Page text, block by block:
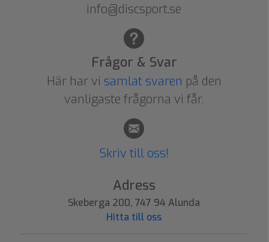
info@discsport.se
Frågor & Svar
Här har vi samlat svaren på den
vanligaste frågorna vi får.
Skriv till oss!
Adress
Skeberga 200, 747 94 Alunda
Hitta till oss